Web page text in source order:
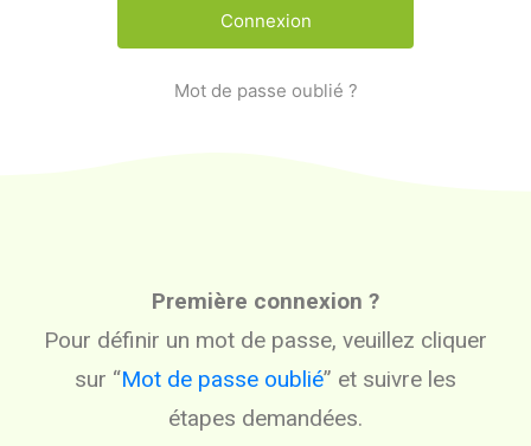
Mot de passe oublié ?
Première connexion ?
Pour définir un mot de passe, veuillez cliquer
sur “Mot de passe oublié” et suivre les
étapes demandées.